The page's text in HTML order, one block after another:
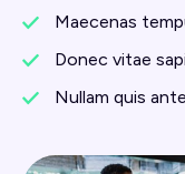
Maecenas
Donec vitae
Nullam quis